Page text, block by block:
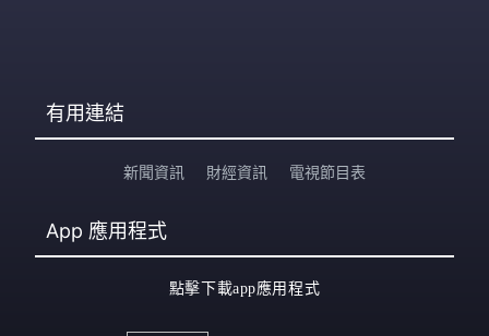
有用連結
新聞資訊 財經資訊 電視節目表
App 應用程式
點擊下載app應用程式